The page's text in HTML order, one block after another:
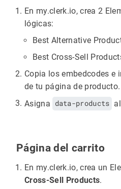
En my.clerk.io, crea 2
lógicas:
Best Alternative
Best Cross-Sell
Copia los embedcodes e
de tu página de producto.
Asigna data-products
Página del carrito
En my.clerk.io, crea un
Cross-Sell Products.